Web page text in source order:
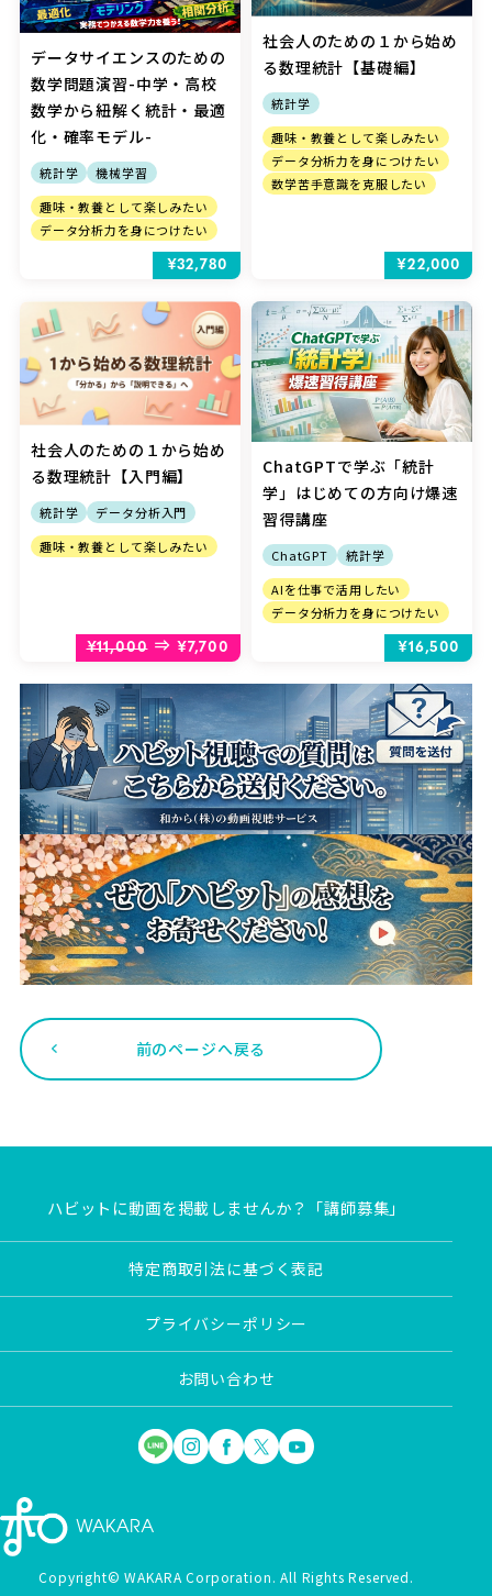
データサイエンスのための
数学問題演習-中学・高校
数学から紐解く統計・最適
化・確率モデル-
統計学
機械学習
趣味・教養として楽しみたい
データ分析力を身につけたい
¥32,780
社会人のための１から始め
る数理統計【基礎編】
統計学
趣味・教養として楽しみたい
データ分析力を身につけたい
数学苦手意識を克服したい
¥22,000
社会人のための１から始め
る数理統計【入門編】
統計学
データ分析入門
趣味・教養として楽しみたい
¥11,000 ⇒ ¥7,700
ChatGPTで学ぶ「統計
学」はじめての方向け爆速
習得講座
ChatGPT
統計学
AIを仕事で活用したい
データ分析力を身につけたい
¥16,500
前のページへ戻る
ハビットに動画を掲載しませんか？「講師募集」
特定商取引法に基づく表記
プライバシーポリシー
お問い合わせ
Copyright© WAKARA Corporation. All Rights Reserved.